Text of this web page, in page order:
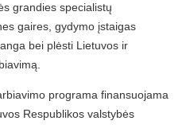
grandies specialistų
gaires, gydymo įstaigas
bei plėsti Lietuvos ir
programa finansuojama
Respublikos valstybės